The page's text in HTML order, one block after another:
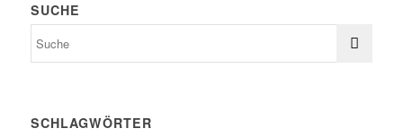
SUCHE
SCHLAGWÖRTER